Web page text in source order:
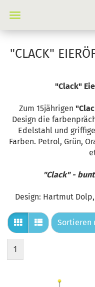
"CLACK"
"Clack"
Zum 15jährigen
Design die
Edelstahl und
Farben. Petrol, Grün,
"Clack" -
Design: Hartmut
Sortieren
Sortieren
1